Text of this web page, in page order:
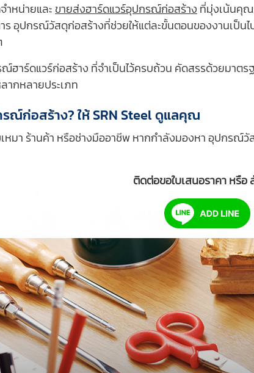
ำหน่ายและ ขายส่งฮาร์ดแวร์อุปกรณ์ก่อสร้าง ที่มุ่งเน้นคุณ
อุปกรณ์วัสดุก่อสร้างที่ช่วยให้แต่ละขั้นตอนของงานเป็น
ณ์ฮาร์ดแวร์ก่อสร้าง ที่จำเป็นไว้ครบถ้วน คัดสรรด้วยมา
ากหลายประเภท
ณ์ก่อสร้าง? ให้ SRN Steel ดูแลคุณ
หมา ร้านค้า หรือช่างมืออาชีพ หากกำลังมองหา อุปกรณ์
ติดต่อขอใบเสนอราคา หรื